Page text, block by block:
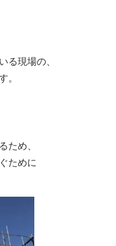
る現場の、
。
ため、
ために